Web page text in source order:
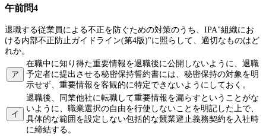
午前問4
退職する従業員による不正を防ぐための対策のうち、IPA"組織にお
ける内部不正防止ガイドライン(第4版)"に照らして、適切なものはど
れか。
ア
在職中に知り得た重要情報を退職後に公開しないように、退職
予定者に提出させる秘密保持誓約書には、秘密保持の対象を明
示せず、重要情報を客観的に特定できないようにしておく。
イ
退職後、同業他社に転職して重要情報を漏らすということがな
いように、職業選択の自由を行使しないことを明記した上で、
具体的な範囲を設定しない包括的な競業避止義務契約を入社時
に締結する。